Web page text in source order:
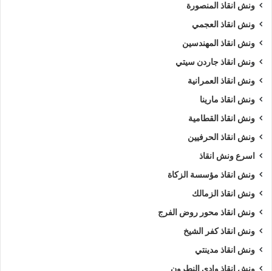
ونش انقاذ المنصورة
ونش انقاذ العجمي
ونش انقاذ المهندسين
ونش انقاذ جاردن سيتي
ونش انقاذ العمرانية
ونش انقاذ مارينا
ونش انقاذ القطامية
ونش انقاذ الحرفيين
اسرع ونش انقاذ
ونش انقاذ مؤسسة الزكاة
ونش انقاذ الزمالك
ونش انقاذ محور روض الفرج
ونش انقاذ كفر الشيخ
ونش انقاذ مدينتي
ونش انقاذ وادي النطرون